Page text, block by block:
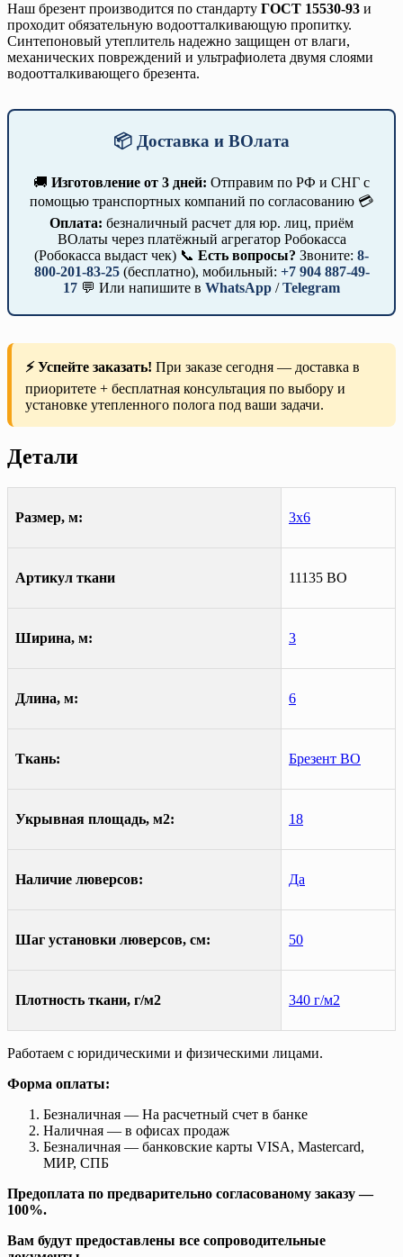
Наш брезент производится по стандарту ГОСТ 15530-93 и
проходит обязательную водоотталкивающую пропитку.
Синтепоновый утеплитель надежно защищен от влаги,
механических повреждений и ультрафиолета двумя слоями
водоотталкивающего брезента.
📦 Доставка и ВОлата
🚚 Изготовление от 3 дней: Отправим по РФ и СНГ с
помощью транспортных компаний по согласованию 💳
Оплата: безналичный расчет для юр. лиц, приём
ВОлаты через платёжный агрегатор Робокасса
(Робокасса выдаст чек) 📞 Есть вопросы? Звоните: 8-
800-201-83-25(бесплатно), мобильный: +7 904 887-49-
17 💬 Или напишите в WhatsApp /Telegram
⚡ Успейте заказать! При заказе сегодня — доставка в
приоритете + бесплатная консультация по выбору и
установке утепленного полога под ваши задачи.
Детали
Размер, м: 3х6
Артикул ткани 11135 ВО
Ширина, м: 3
Длина, м: 6
Ткань: Брезент ВО
Укрывная площадь, м2: 18
Наличие люверсов: Да
Шаг установки люверсов, см: 50
Плотность ткани, г/м2 340 г/м2
Работаем с юридическими и физическими лицами.
Форма оплаты:
Безналичная — На расчетный счет в банке
Наличная — в офисах продаж
Безналичная — банковские карты VISA, Mastercard,
МИР, СПБ
Предоплата по предварительно согласованому заказу —
100%.
Вам будут предоставлены все сопроводительные